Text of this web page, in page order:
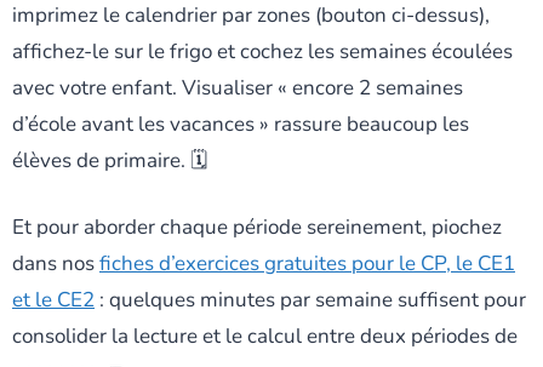
imprimez le calendrier par zones (bouton ci-dessus),
affichez-le sur le frigo et cochez les semaines écoulées
avec votre enfant. Visualiser « encore 2 semaines
d’école avant les vacances » rassure beaucoup les
élèves de primaire. 🗓️
Et pour aborder chaque période sereinement, piochez
dans nosfiches d’exercices gratuites pour le CP, le CE1
et le CE2 : quelques minutes par semaine suffisent pour
consolider la lecture et le calcul entre deux périodes de